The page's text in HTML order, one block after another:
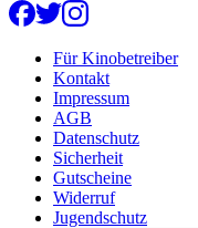
Für Kinobetreiber
Kontakt
Impressum
AGB
Datenschutz
Sicherheit
Gutscheine
Widerruf
Jugendschutz